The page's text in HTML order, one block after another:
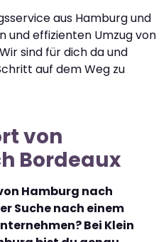
aus Hamburg und
und effizienten Umzug von
sind für dich da und
auf dem Weg zu
von
Bordeaux
Hamburg nach
Suche nach einem
Bei Klein